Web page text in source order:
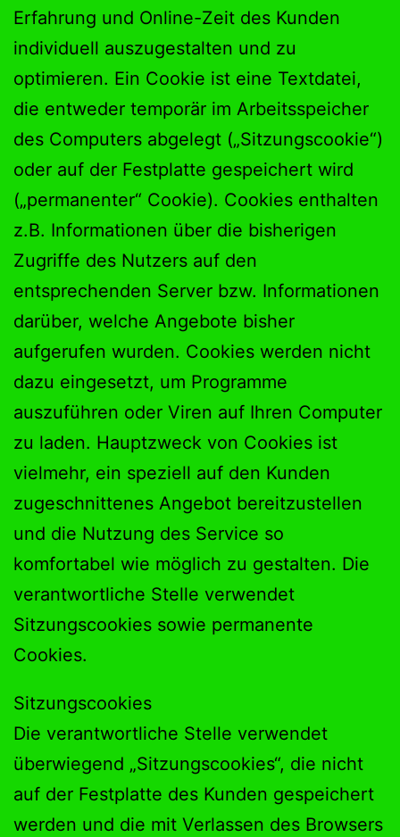
Erfahrung und Online-Zeit des Kunden
individuell auszugestalten und zu
optimieren. Ein Cookie ist eine Textdatei,
die entweder temporär im Arbeitsspeicher
des Computers abgelegt („Sitzungscookie“)
oder auf der Festplatte gespeichert wird
(„permanenter“ Cookie). Cookies enthalten
z.B. Informationen über die bisherigen
Zugriffe des Nutzers auf den
entsprechenden Server bzw. Informationen
darüber, welche Angebote bisher
aufgerufen wurden. Cookies werden nicht
dazu eingesetzt, um Programme
auszuführen oder Viren auf Ihren Computer
zu laden. Hauptzweck von Cookies ist
vielmehr, ein speziell auf den Kunden
zugeschnittenes Angebot bereitzustellen
und die Nutzung des Service so
komfortabel wie möglich zu gestalten. Die
verantwortliche Stelle verwendet
Sitzungscookies sowie permanente
Cookies.
Sitzungscookies
Die verantwortliche Stelle verwendet
überwiegend „Sitzungscookies“, die nicht
auf der Festplatte des Kunden gespeichert
werden und die mit Verlassen des Browsers